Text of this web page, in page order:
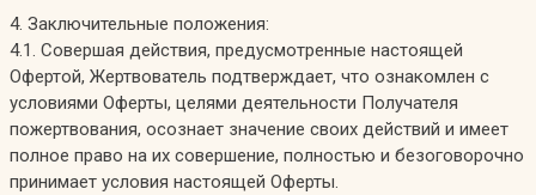
4. Заключительные положения:
4.1. Совершая действия, предусмотренные настоящей
Офертой, Жертвователь подтверждает, что ознакомлен с
условиями Оферты, целями деятельности Получателя
пожертвования, осознает значение своих действий и имеет
полное право на их совершение, полностью и безоговорочно
принимает условия настоящей Оферты.